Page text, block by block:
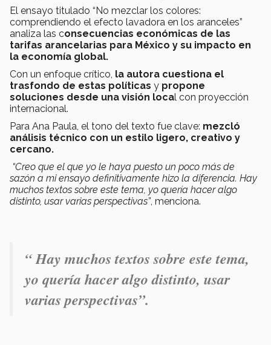
El ensayo titulado “No mezclar los colores:
comprendiendo el efecto lavadora en los aranceles”
analiza las consecuencias económicas de las
tarifas arancelarias para México y su impacto en
la economía global.
Con un enfoque crítico, la autora cuestiona el
trasfondo de estas políticas y propone
soluciones desde una visión local con proyección
internacional.
Para Ana Paula, el tono del texto fue clave: mezcló
análisis técnico con un estilo ligero, creativo y
cercano.
“Creo que el que yo le haya puesto un poco más de
sazón a mi ensayo definitivamente hizo la diferencia. Hay
muchos textos sobre este tema, yo quería hacer algo
distinto, usar varias perspectivas”, menciona.
“ Hay muchos textos sobre este tema,
yo quería hacer algo distinto, usar
varias perspectivas”.